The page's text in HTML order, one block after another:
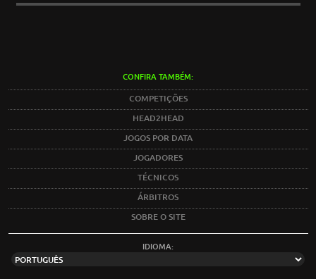
CONFIRA TAMBÉM:
COMPETIÇÕES
HEAD2HEAD
JOGOS POR DATA
JOGADORES
TÉCNICOS
ÁRBITROS
SOBRE O SITE
IDIOMA: